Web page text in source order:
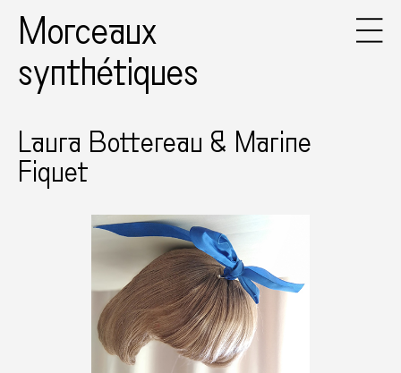
Morceaux
synthétiques
Laura Bottereau & Marine
Fiquet